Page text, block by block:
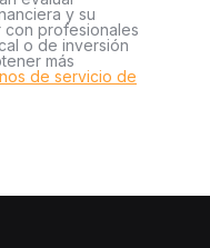
y su
con profesionales
o de inversión
más
de servicio de